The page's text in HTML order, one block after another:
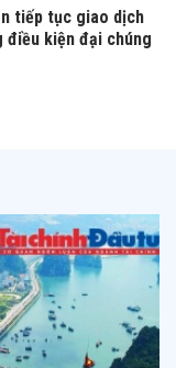
tiếp tục giao dịch
điều kiện đại chúng